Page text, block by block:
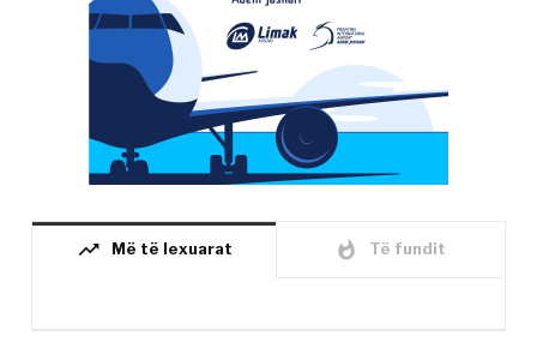
trending_up Më të lexuarat whatshot Të fundit